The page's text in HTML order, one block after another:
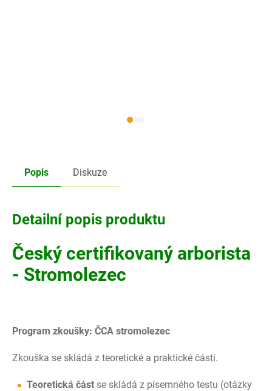
Popis Diskuze
Detailní popis produktu
Český certifikovaný arborista
- Stromolezec
Program zkoušky: ČCA stromolezec
Zkouška se skládá z teoretické a praktické části.
Teoretická část se skládá z písemného testu (otázky